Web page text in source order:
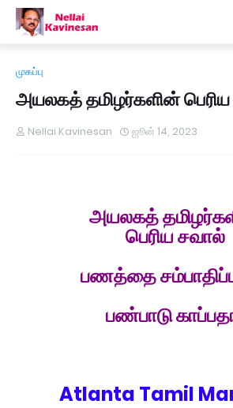
முகப்பு
அயலகத் தமிழர்களின்
Nellai Kavinesan ஜூன் 14, 2023
அயலகத்
பெரிய சவால்
பணத்தை
பண்பாடு
Atlanta Tamil